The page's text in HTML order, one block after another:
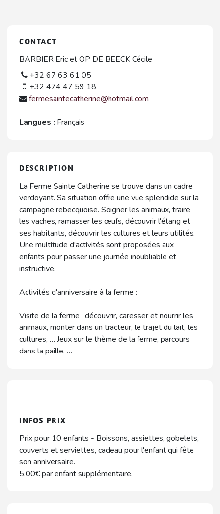
CONTACT
BARBIER Eric et OP DE BEECK Cécile
+32 67 63 61 05
+32 474 47 59 18
fermesaintecatherine@hotmail.com
Langues : Français
DESCRIPTION
La Ferme Sainte Catherine se trouve dans un cadre
verdoyant. Sa situation offre une vue splendide sur la
campagne rebecquoise. Soigner les animaux, traire
les vaches, ramasser les œufs, découvrir l'étang et
ses habitants, découvrir les cultures et leurs utilités.
Une multitude d'activités sont proposées aux
enfants pour passer une journée inoubliable et
instructive.
Activités d'anniversaire à la ferme :
Visite de la ferme : découvrir, caresser et nourrir les
animaux, monter dans un tracteur, le trajet du lait, les
cultures, … Jeux sur le thème de la ferme, parcours
dans la paille, …
INFOS PRIX
Prix pour 10 enfants - Boissons, assiettes, gobelets,
couverts et serviettes, cadeau pour l'enfant qui fête
son anniversaire.
5,00€ par enfant supplémentaire.